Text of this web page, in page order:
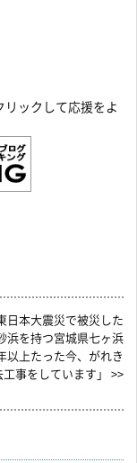
リックして応援をよ
日本大震災で被災した
浜を持つ宮城県七ヶ浜
上たった今、がれき
工事をしています」 >>